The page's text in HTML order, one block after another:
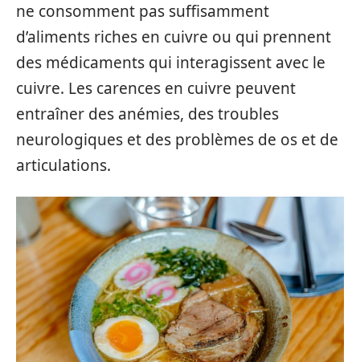
ne consomment pas suffisamment
d’aliments riches en cuivre ou qui prennent
des médicaments qui interagissent avec le
cuivre. Les carences en cuivre peuvent
entraîner des anémies, des troubles
neurologiques et des problèmes de os et de
articulations.